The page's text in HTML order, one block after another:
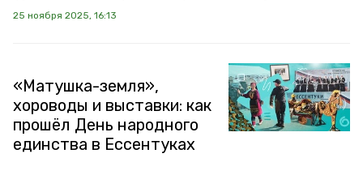
25 ноября 2025, 16:13
«Матушка-земля»,
хороводы и выставки: как
прошёл День народного
единства в Ессентуках